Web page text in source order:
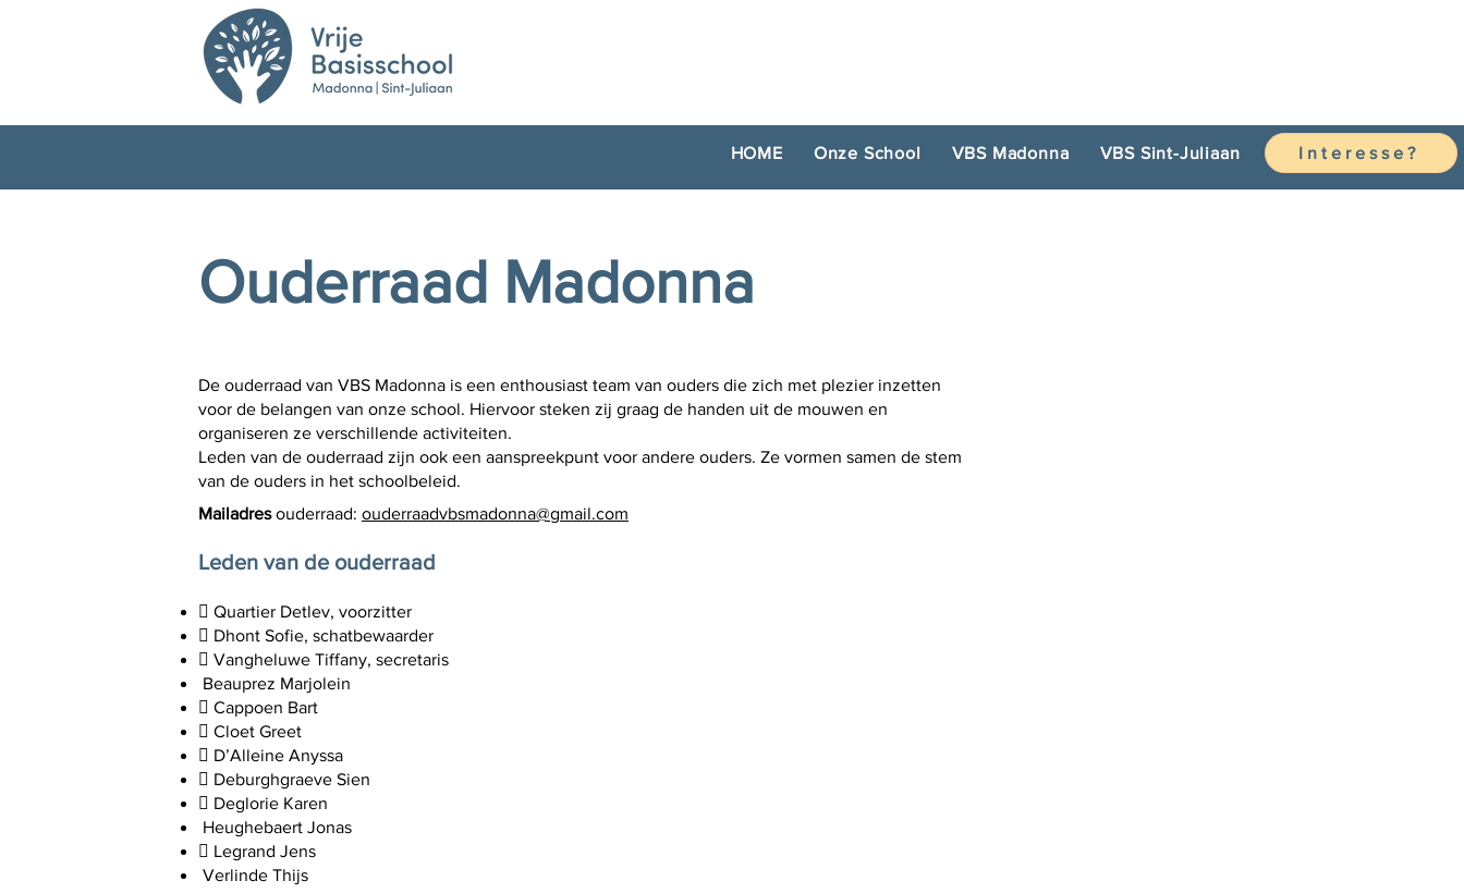
HOME Onze School VBS Madonna VBS Sint-Juliaan Interesse?
Ouderraad Madonna
De ouderraad van VBS Madonna is een enthousiast team van ouders die zich met plezier inzetten
voor de belangen van onze school. Hiervoor steken zij graag de handen uit de mouwen en
organiseren ze verschillende activiteiten.
Leden van de ouderraad zijn ook een aanspreekpunt voor andere ouders. Ze vormen samen de stem
van de ouders in het schoolbeleid.
Mailadresouderraad: ouderraadvbsmadonna@gmail.com
Leden van de ouderraad
 Quartier Detlev, voorzitter
 Dhont Sofie, schatbewaarder
 Vangheluwe Tiffany, secretaris
Beauprez Marjolein
 Cappoen Bart
 Cloet Greet
 D’Alleine Anyssa
 Deburghgraeve Sien
 Deglorie Karen
Heughebaert Jonas
 Legrand Jens
Verlinde Thijs